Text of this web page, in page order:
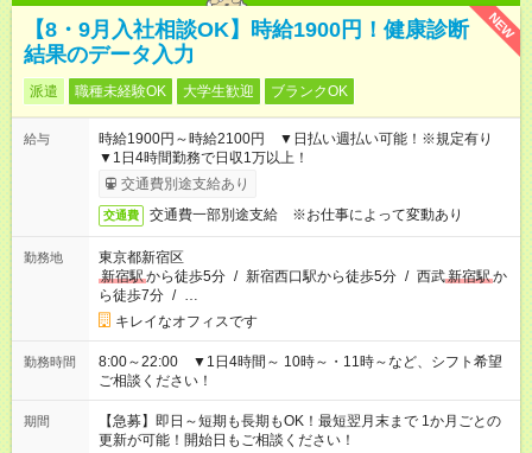
NEW
【8・9月入社相談OK】時給1900円！健康診断
結果のデータ入力
派遣 職種未経験OK 大学生歓迎 ブランクOK
給与
時給1900円～時給2100円 ▼日払い週払い可能！※規定有り
▼1日4時間勤務で日収1万以上！
交通費別途支給あり
交通費 交通費一部別途支給 ※お仕事によって変動あり
勤務地
東京都新宿区
新宿駅から徒歩5分 / 新宿西口駅から徒歩5分 / 西武新宿駅か
ら徒歩7分 / …
キレイなオフィスです
勤務時間
8:00～22:00 ▼1日4時間～ 10時～・11時～など、シフト希望
ご相談ください！
期間
【急募】即日～短期も長期もOK！最短翌月末まで 1か月ごとの
更新が可能！開始日もご相談ください！